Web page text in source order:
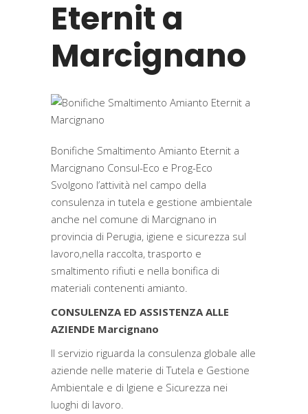
Eternit a
Marcignano
Bonifiche Smaltimento Amianto Eternit a
Marcignano Consul-Eco e Prog-Eco
Svolgono l’attività nel campo della
consulenza in tutela e gestione ambientale
anche nel comune di Marcignano in
provincia di Perugia, igiene e sicurezza sul
lavoro,nella raccolta, trasporto e
smaltimento rifiuti e nella bonifica di
materiali contenenti amianto.
CONSULENZA ED ASSISTENZA ALLE
AZIENDE Marcignano
Il servizio riguarda la consulenza globale alle
aziende nelle materie di Tutela e Gestione
Ambientale e di Igiene e Sicurezza nei
luoghi di lavoro.